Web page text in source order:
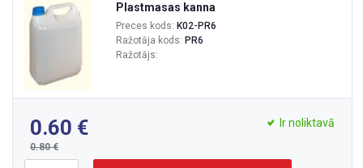
Plastmasas kanna
Preces kods: K02-PR6
Ražotāja kods: PR6
Ražotājs:
0.60
0.80
Ir noliktavā